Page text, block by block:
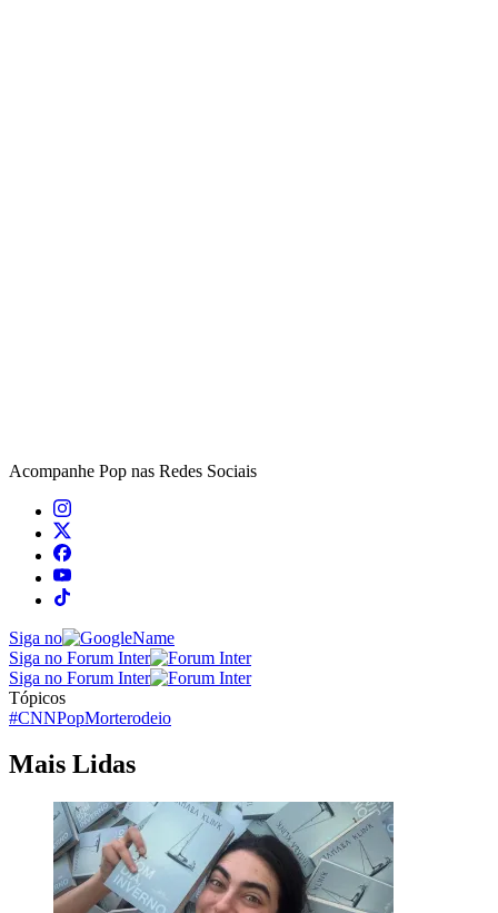
Acompanhe Pop nas Redes Sociais
Siga no
Siga no Forum Inter
Siga no Forum Inter
Tópicos
#CNNPopMorterodeio
Mais Lidas